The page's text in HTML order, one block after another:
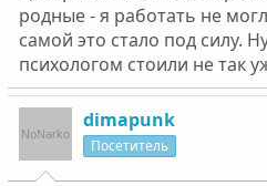
родные - я работать не
самой это стало под силу.
психологом стоили не так
dimapunk
Посетитель